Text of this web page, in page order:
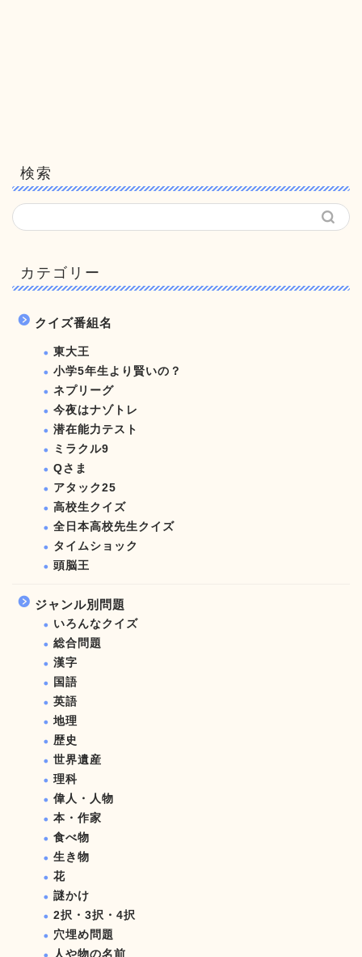
検索
カテゴリー
クイズ番組名
東大王
小学5年生より賢いの？
ネプリーグ
今夜はナゾトレ
潜在能力テスト
ミラクル9
Qさま
アタック25
高校生クイズ
全日本高校先生クイズ
タイムショック
頭脳王
ジャンル別問題
いろんなクイズ
総合問題
漢字
国語
英語
地理
歴史
世界遺産
理科
偉人・人物
本・作家
食べ物
生き物
花
謎かけ
2択・3択・4択
穴埋め問題
人や物の名前